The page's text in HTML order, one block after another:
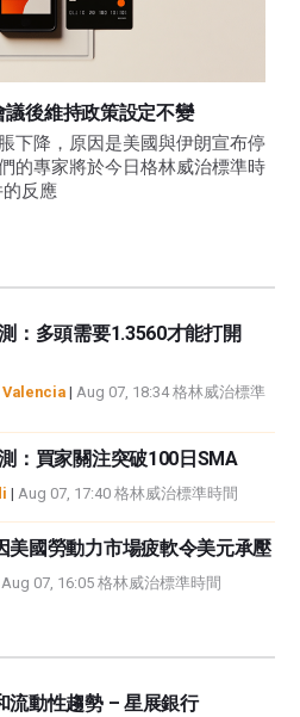
後維持政策設定不變
下降，原因是美國與伊朗宣布停
的專家將於今日格林威治標準時
的反應
：多頭需要1.3560才能打開
| Aug 07, 18:34 格林威治標準
：買家關注突破100日SMA
| Aug 07, 17:40 格林威治標準時間
美國勞動力市場疲軟令美元承壓
Aug 07, 16:05 格林威治標準時間
流動性趨勢 – 星展銀行